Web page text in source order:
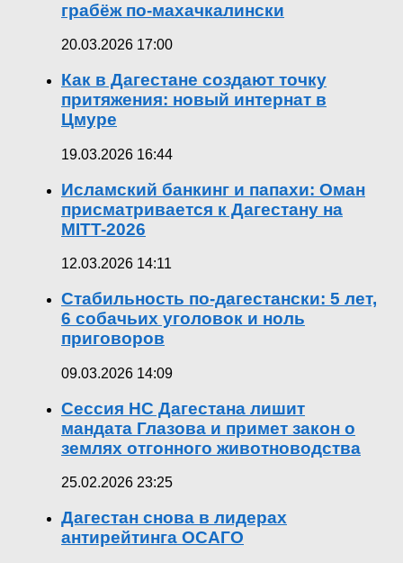
грабёж по-махачкалински
20.03.2026 17:00
Как в Дагестане создают точку
притяжения: новый интернат в
Цмуре
19.03.2026 16:44
Исламский банкинг и папахи: Оман
присматривается к Дагестану на
MITT-2026
12.03.2026 14:11
Стабильность по-дагестански: 5 лет,
6 собачьих уголовок и ноль
приговоров
09.03.2026 14:09
Сессия НС Дагестана лишит
мандата Глазова и примет закон о
землях отгонного животноводства
25.02.2026 23:25
Дагестан снова в лидерах
антирейтинга ОСАГО